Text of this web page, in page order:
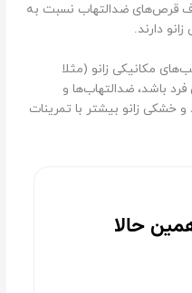
قرص‌های ضدالتهاب نسبت به
دارند.
مکانیکی زانو (مثلا
باشد، ضدالتهاب‌ها و
خشکی زانو بیشتر با تمرینات